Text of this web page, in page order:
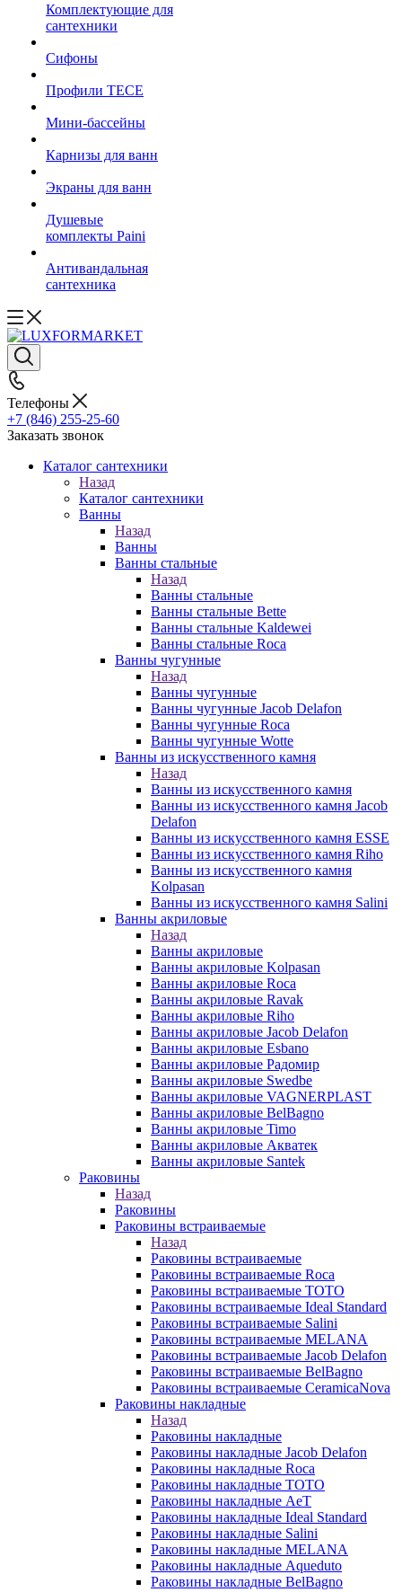
Комплектующие для
сантехники
Сифоны
Профили TECE
Мини-бассейны
Карнизы для ванн
Экраны для ванн
Душевые
комплекты Paini
Антивандальная
сантехника
Телефоны
+7 (846) 255-25-60
Заказать звонок
Каталог сантехники
Назад
Каталог сантехники
Ванны
Назад
Ванны
Ванны стальные
Назад
Ванны стальные
Ванны стальные Bette
Ванны стальные Kaldewei
Ванны стальные Roca
Ванны чугунные
Назад
Ванны чугунные
Ванны чугунные Jacob Delafon
Ванны чугунные Roca
Ванны чугунные Wotte
Ванны из искусственного камня
Назад
Ванны из искусственного камня
Ванны из искусственного камня Jacob
Delafon
Ванны из искусственного камня ESSE
Ванны из искусственного камня Riho
Ванны из искусственного камня
Kolpasan
Ванны из искусственного камня Salini
Ванны акриловые
Назад
Ванны акриловые
Ванны акриловые Kolpasan
Ванны акриловые Roca
Ванны акриловые Ravak
Ванны акриловые Riho
Ванны акриловые Jacob Delafon
Ванны акриловые Esbano
Ванны акриловые Радомир
Ванны акриловые Swedbe
Ванны акриловые VAGNERPLAST
Ванны акриловые BelBagno
Ванны акриловые Timo
Ванны акриловые Акватек
Ванны акриловые Santek
Раковины
Назад
Раковины
Раковины встраиваемые
Назад
Раковины встраиваемые
Раковины встраиваемые Roca
Раковины встраиваемые TOTO
Раковины встраиваемые Ideal Standard
Раковины встраиваемые Salini
Раковины встраиваемые MELANA
Раковины встраиваемые Jacob Delafon
Раковины встраиваемые BelBagno
Раковины встраиваемые CeramicaNova
Раковины накладные
Назад
Раковины накладные
Раковины накладные Jacob Delafon
Раковины накладные Roca
Раковины накладные TOTO
Раковины накладные AeT
Раковины накладные Ideal Standard
Раковины накладные Salini
Раковины накладные MELANA
Раковины накладные Aqueduto
Раковины накладные BelBagno